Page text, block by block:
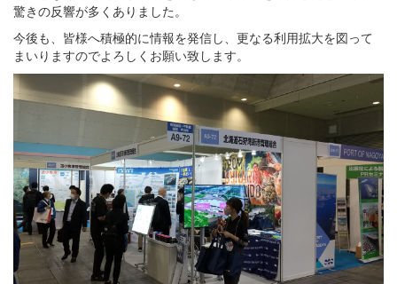
驚きの反響が多くありました。
今後も、皆様へ積極的に情報を発信し、更なる利用拡大を図って
まいりますのでよろしくお願い致します。